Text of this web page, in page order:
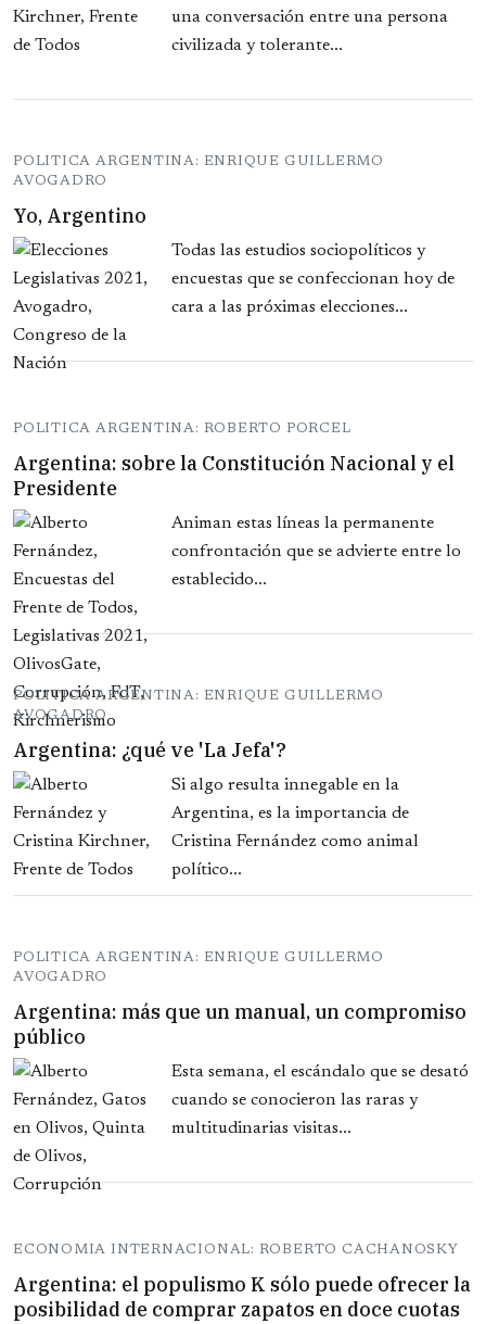
una conversación entre una persona
civilizada y tolerante...
POLITICA ARGENTINA: ENRIQUE GUILLERMO
AVOGADRO
Yo, Argentino
Todas las estudios sociopolíticos y
encuestas que se confeccionan hoy de
cara a las próximas elecciones...
POLITICA ARGENTINA: ROBERTO PORCEL
Argentina: sobre la Constitución Nacional y el
Presidente
Animan estas líneas la permanente
confrontación que se advierte entre lo
establecido...
POLITICA ARGENTINA: ENRIQUE GUILLERMO
AVOGADRO
Argentina: ¿qué ve 'La Jefa'?
Si algo resulta innegable en la
Argentina, es la importancia de
Cristina Fernández como animal
político...
POLITICA ARGENTINA: ENRIQUE GUILLERMO
AVOGADRO
Argentina: más que un manual, un compromiso
público
Esta semana, el escándalo que se desató
cuando se conocieron las raras y
multitudinarias visitas...
ECONOMIA INTERNACIONAL: ROBERTO CACHANOSKY
Argentina: el populismo K sólo puede ofrecer la
posibilidad de comprar zapatos en doce cuotas